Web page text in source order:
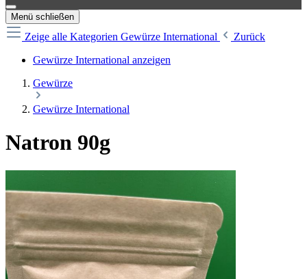
Menü schließen
Zeige alle Kategorien Gewürze International
Zurück
Gewürze International anzeigen
Gewürze
Gewürze International
Natron 90g